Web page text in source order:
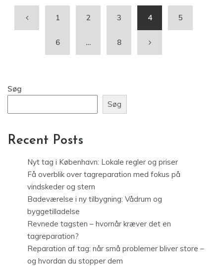
1 2 3 4 5
6 … 8
Søg
Søg
Recent Posts
Nyt tag i København: Lokale regler og priser
Få overblik over tagreparation med fokus på
vindskeder og stern
Badeværelse i ny tilbygning: Vådrum og
byggetilladelse
Revnede tagsten – hvornår kræver det en
tagreparation?
Reparation af tag: når små problemer bliver store –
og hvordan du stopper dem